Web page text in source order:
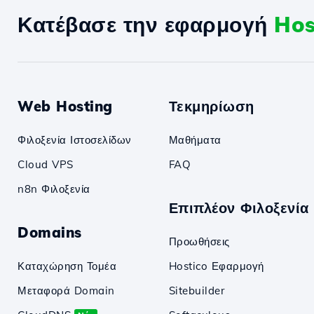
Κατέβασε την εφαρμογή
Web Hosting
Φιλοξενία Ιστοσελίδων
Cloud VPS
n8n Φιλοξενία
Domains
Καταχώρηση Τομέα
Μεταφορά Domain
Τεκμηρίωση
Μαθήματα
FAQ
Επιπλέον Φιλοξενία
Προωθήσεις
Hostico Εφαρμογή
Sitebuilder